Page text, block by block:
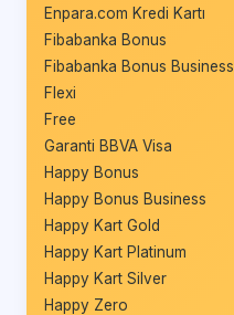
Enpara.com Kredi Kartı
Fibabanka Bonus
Fibabanka Bonus Business
Flexi
Free
Garanti BBVA Visa
Happy Bonus
Happy Bonus Business
Happy Kart Gold
Happy Kart Platinum
Happy Kart Silver
Happy Zero